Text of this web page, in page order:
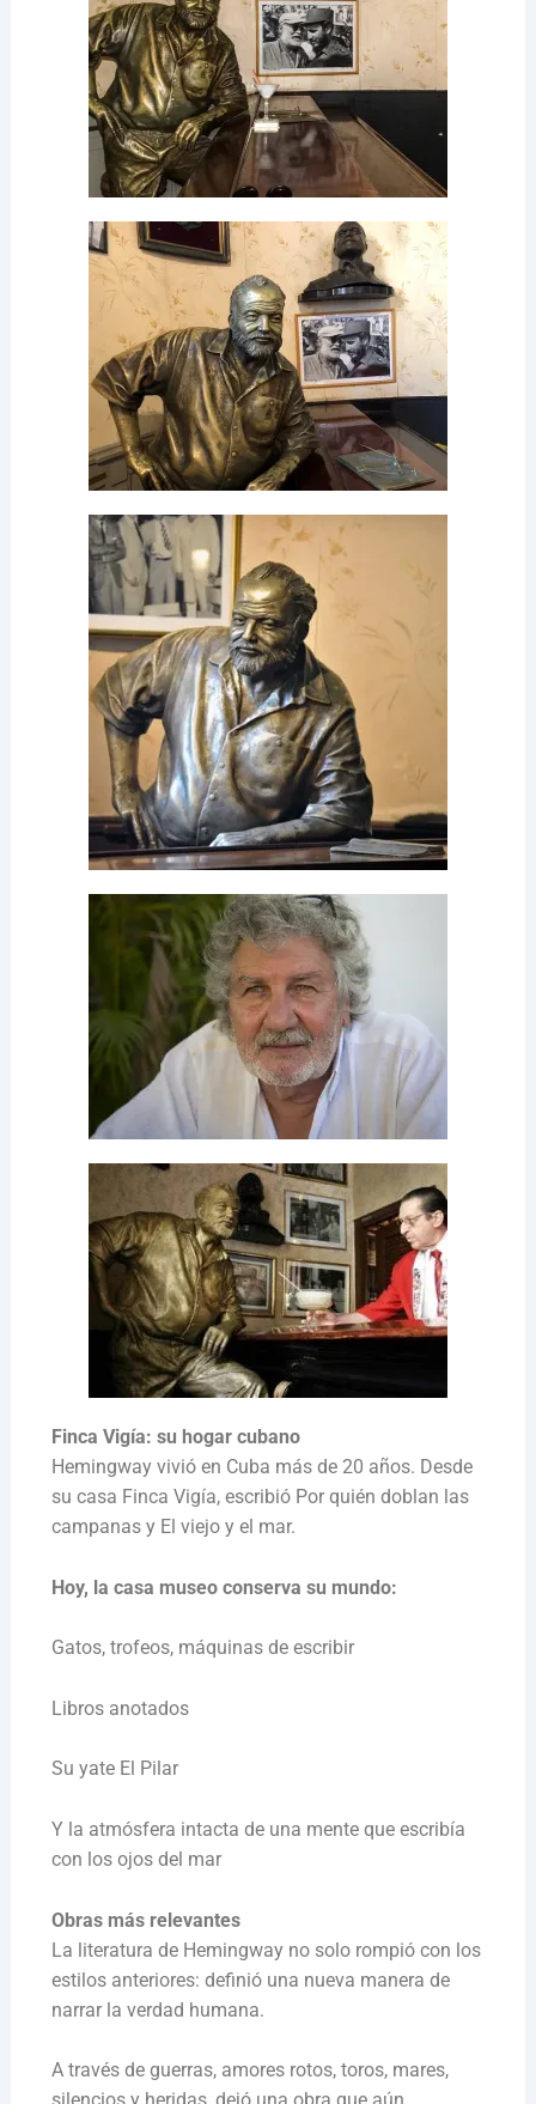
Finca Vigía: su hogar cubano
Hemingway vivió en Cuba más de 20 años. Desde
su casa Finca Vigía, escribió Por quién doblan las
campanas y El viejo y el mar.
Hoy, la casa museo conserva su mundo:
Gatos, trofeos, máquinas de escribir
Libros anotados
Su yate El Pilar
Y la atmósfera intacta de una mente que escribía
con los ojos del mar
Obras más relevantes
La literatura de Hemingway no solo rompió con los
estilos anteriores: definió una nueva manera de
narrar la verdad humana.
A través de guerras, amores rotos, toros, mares,